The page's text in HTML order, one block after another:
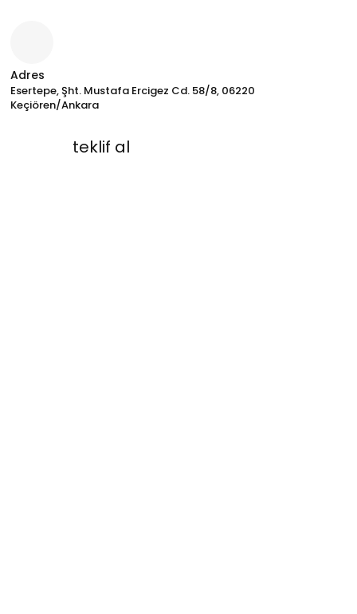
Adres
Esertepe, Şht. Mustafa Ercigez Cd. 58/8, 06220
Keçiören/Ankara
teklif al